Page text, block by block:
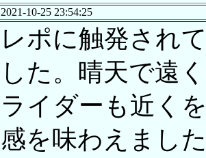
2021-10-25 23:54:25
レポに触発され
した。晴天で遠
ライダーも近く
感を味わえまし